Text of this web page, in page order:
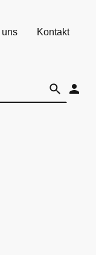
uns Kontakt